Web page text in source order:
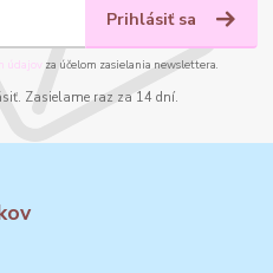
Prihlásiť sa
údajov za účelom zasielania newslettera.
Zasielame raz za 14 dní.